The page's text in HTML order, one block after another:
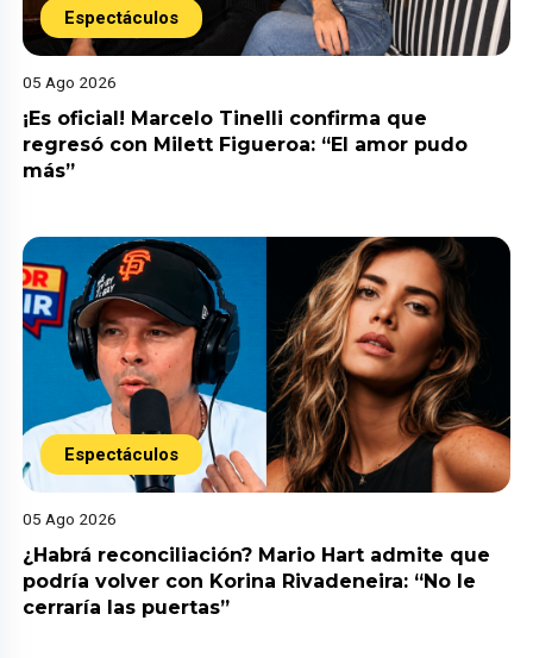
Espectáculos
05 Ago 2026
¡Es oficial! Marcelo Tinelli confirma que
regresó con Milett Figueroa: “El amor pudo
más”
Espectáculos
05 Ago 2026
¿Habrá reconciliación? Mario Hart admite que
podría volver con Korina Rivadeneira: “No le
cerraría las puertas”